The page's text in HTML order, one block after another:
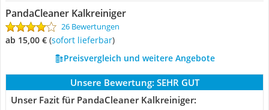
PandaCleaner Kalkreiniger
26 Bewertungen
ab 15,00 € ( Sofort lieferbar)
Preisvergleich und weitere Angebote
Unsere Bewertung: SEHR GUT
Unser Fazit für PandaCleaner Kalkreiniger: